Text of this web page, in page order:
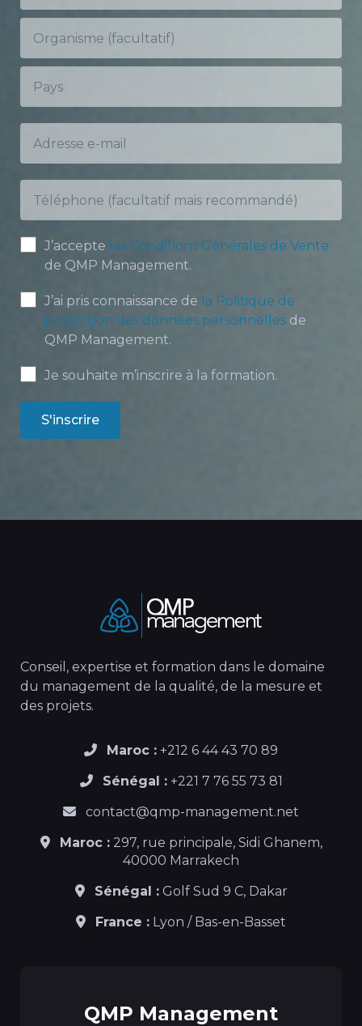
100
J’accepte les Conditions Générales de Vente
de QMP Management.
J’ai pris connaissance de la Politique de
protection des données personnelles de
QMP Management.
Je souhaite m’inscrire à la formation.
S'inscrire
Conseil, expertise et formation dans le domaine
du management de la qualité, de la mesure et
des projets.
Maroc : +212 6 44 43 70 89
Sénégal :+221 7 76 55 73 81
contact@qmp-management.net
Maroc :297, rue principale, Sidi Ghanem,
40000 Marrakech
Sénégal :Golf Sud 9 C, Dakar
France : Lyon / Bas-en-Basset
QMP Management